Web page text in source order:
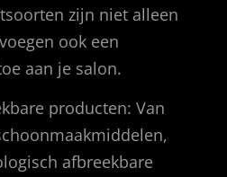
zijn niet alleen
ook een
aan je salon.
producten: Van
afbreekbare